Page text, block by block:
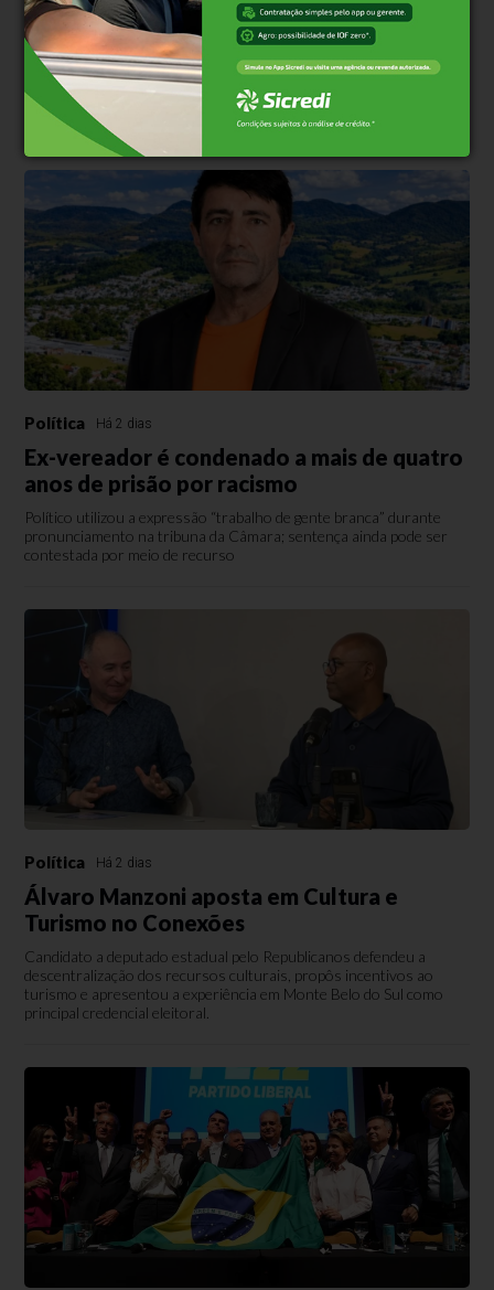
Comentar
Política Há 2 dias
Ex-vereador é condenado a mais de quatro
anos de prisão por racismo
Político utilizou a expressão “trabalho de gente branca” durante
pronunciamento na tribuna da Câmara; sentença ainda pode ser
contestada por meio de recurso
Política Há 2 dias
Álvaro Manzoni aposta em Cultura e
Turismo no Conexões
Candidato a deputado estadual pelo Republicanos defendeu a
descentralização dos recursos culturais, propôs incentivos ao
turismo e apresentou a experiência em Monte Belo do Sul como
principal credencial eleitoral.